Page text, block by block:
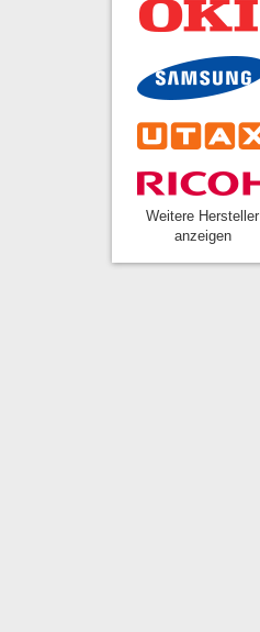
Weitere Hersteller
anzeigen